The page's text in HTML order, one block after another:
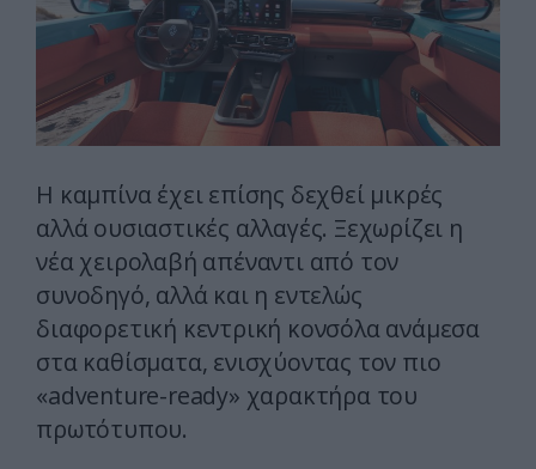
Η καμπίνα έχει επίσης δεχθεί μικρές
αλλά ουσιαστικές αλλαγές. Ξεχωρίζει η
νέα χειρολαβή απέναντι από τον
συνοδηγό, αλλά και η εντελώς
διαφορετική κεντρική κονσόλα ανάμεσα
στα καθίσματα, ενισχύοντας τον πιο
«adventure-ready» χαρακτήρα του
πρωτότυπου.